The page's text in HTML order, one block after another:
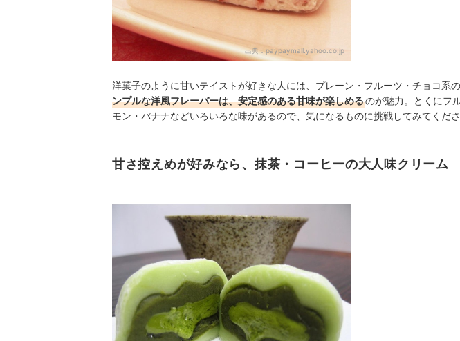
出典：paypaymall.yahoo.co.jp
洋菓子のように甘いテイストが好きな人には、プレーン・フルーツ・チョコ系
ンプルな洋風フレーバーは、安定感のある甘味が楽しめるのが魅力。とくにフ
モン・バナナなどいろいろな味があるので、気になるものに挑戦してみてくださ
甘さ控えめが好みなら、抹茶・コーヒーの大人味クリーム